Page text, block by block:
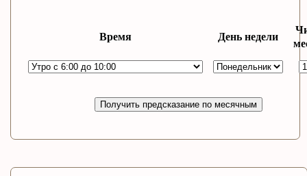
Время День недели
Получить предсказание по месячным